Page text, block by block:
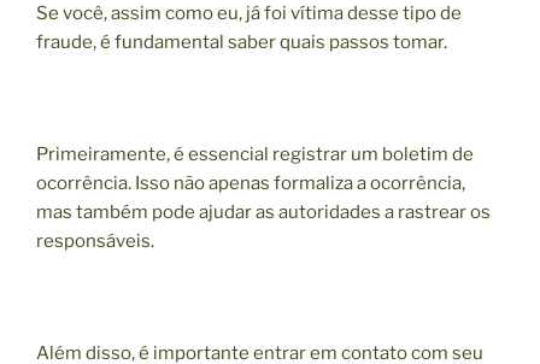
Se você, assim como eu, já foi vítima desse tipo de
fraude, é fundamental saber quais passos tomar.
Primeiramente, é essencial registrar um boletim de
ocorrência. Isso não apenas formaliza a ocorrência,
mas também pode ajudar as autoridades a rastrear os
responsáveis.
Além disso, é importante entrar em contato com seu